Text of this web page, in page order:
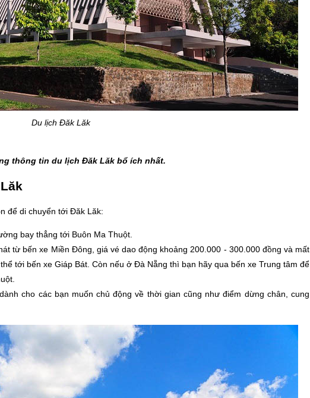
Du lịch Đăk Lăk
thông tin du lịch Đăk Lăk bổ ích nhất.
để di chuyển tới Đăk Lăk:
bay thẳng tới Buôn Ma Thuột.
từ bến xe Miền Đông, giá vé dao động khoảng 200.000 - 300.000 đồng và mất
tới bến xe Giáp Bát. Còn nếu ở Đà Nẵng thì bạn hãy qua bến xe Trung tâm để
cho các bạn muốn chủ động về thời gian cũng như điểm dừng chân, cung